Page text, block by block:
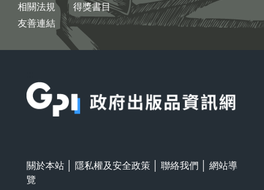
相關法規
友善連結
得獎書目
關於本站 隱私權及安全政策 聯絡我們
網站導
覽